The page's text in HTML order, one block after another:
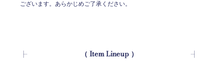
ございます。あらかじめご了承ください。
（ Item Lineup ）